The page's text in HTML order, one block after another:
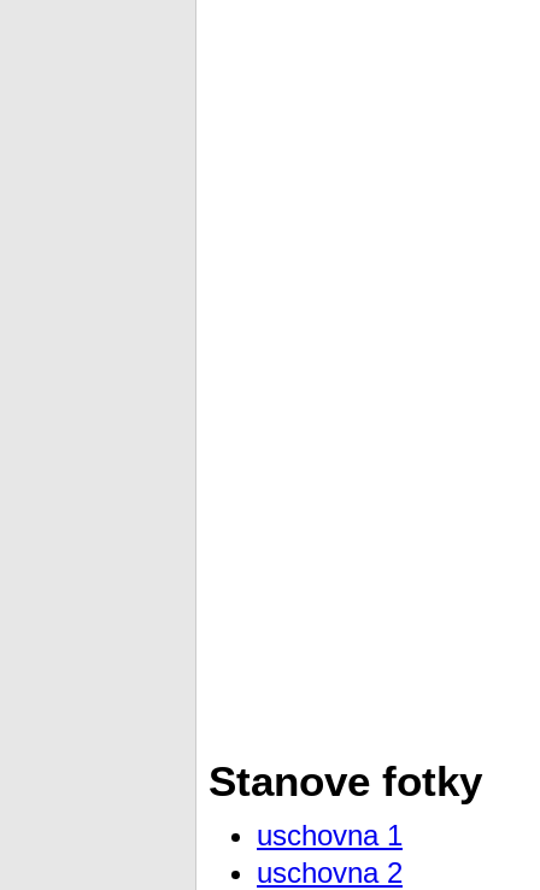
Stanove fotky
uschovna 1
uschovna 2